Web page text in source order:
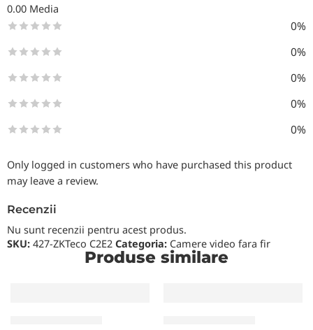
0.00 Media
0%
0%
0%
0%
0%
Only logged in customers who have purchased this product
may leave a review.
Recenzii
Nu sunt recenzii pentru acest produs.
SKU: 427-ZKTeco C2E2 Categoria: Camere video fara fir
Produse similare